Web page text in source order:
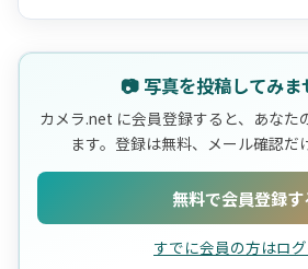
📷 写真を投稿してみま
カメラ.net に会員登録すると、あなた
ます。登録は無料、メール確認だ
無料で会員登録す
すでに会員の方はロ